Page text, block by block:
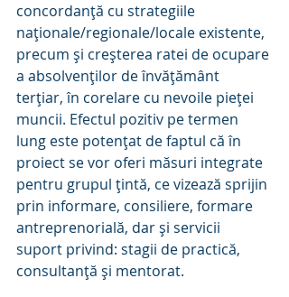
concordanţă cu strategiile
naţionale/regionale/locale existente,
precum şi creşterea ratei de ocupare
a absolvenţilor de învăţământ
terţiar, în corelare cu nevoile pieţei
muncii. Efectul pozitiv pe termen
lung este potențat de faptul că în
proiect se vor oferi măsuri integrate
pentru grupul ţintă, ce vizează sprijin
prin informare, consiliere, formare
antreprenorială, dar şi servicii
suport privind: stagii de practică,
consultanţă şi mentorat.